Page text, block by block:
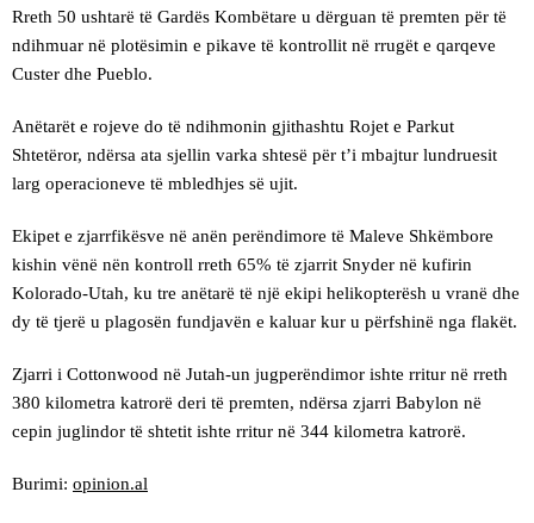
Rreth 50 ushtarë të Gardës Kombëtare u dërguan të premten për të
ndihmuar në plotësimin e pikave të kontrollit në rrugët e qarqeve
Custer dhe Pueblo.
Anëtarët e rojeve do të ndihmonin gjithashtu Rojet e Parkut
Shtetëror, ndërsa ata sjellin varka shtesë për t’i mbajtur lundruesit
larg operacioneve të mbledhjes së ujit.
Ekipet e zjarrfikësve në anën perëndimore të Maleve Shkëmbore
kishin vënë nën kontroll rreth 65% të zjarrit Snyder në kufirin
Kolorado-Utah, ku tre anëtarë të një ekipi helikopterësh u vranë dhe
dy të tjerë u plagosën fundjavën e kaluar kur u përfshinë nga flakët.
Zjarri i Cottonwood në Jutah-un jugperëndimor ishte rritur në rreth
380 kilometra katrorë deri të premten, ndërsa zjarri Babylon në
cepin juglindor të shtetit ishte rritur në 344 kilometra katrorë.
Burimi: opinion.al